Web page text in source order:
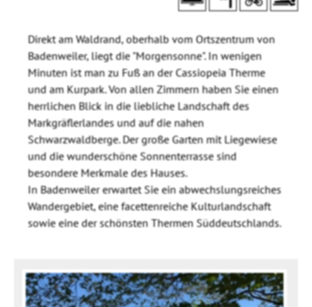
Direkt am Waldrand, oberhalb vom Ortszentrum von
Badenweiler, liegt die "Morgensonne". In wenigen
Minuten ist man zu Fuß an der Cassiopeia Therme
und am Kurpark. Von allen Zimmern haben Sie einen
herrlichen Blick in die liebliche Landschaft des
Markgräflerlandes und auf die nahen
Schwarzwaldberge. Der große Garten mit Liegewiese
und die wunderschöne Sonnenterrasse sind
besondere Merkmale des Hauses.
In Badenweiler erwartet Sie ein abwechslungsreiches
Wandergebiet, eine facettenreiche Kulturlandschaft
sowie eine der schönsten Thermen Süddeutschlands.